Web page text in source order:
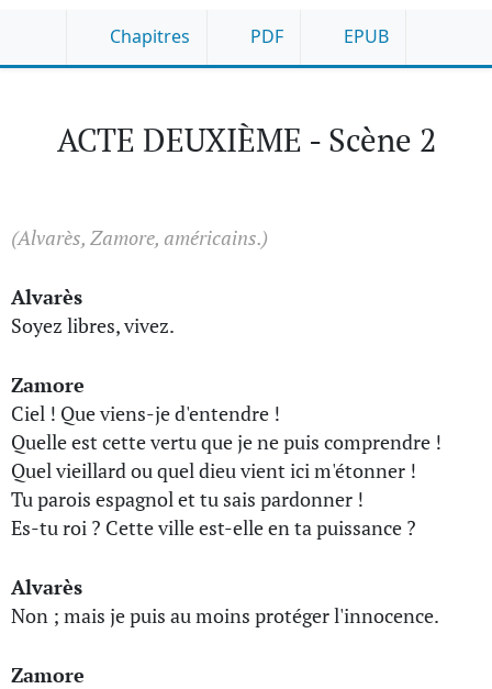
Chapitres PDF EPUB
ACTE DEUXIÈME - Scène 2
(Alvarès, Zamore, américains.)
Alvarès
Soyez libres, vivez.
Zamore
Ciel ! Que viens-je d'entendre !
Quelle est cette vertu que je ne puis comprendre !
Quel vieillard ou quel dieu vient ici m'étonner !
Tu parois espagnol et tu sais pardonner !
Es-tu roi ? Cette ville est-elle en ta puissance ?
Alvarès
Non ; mais je puis au moins protéger l'innocence.
Zamore